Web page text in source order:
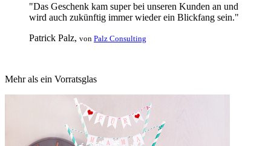
"Das Geschenk kam super bei unseren Kunden an und
wird auch zukünftig immer wieder ein Blickfang sein."
Patrick Palz, von Palz Consulting
Mehr als ein Vorratsglas